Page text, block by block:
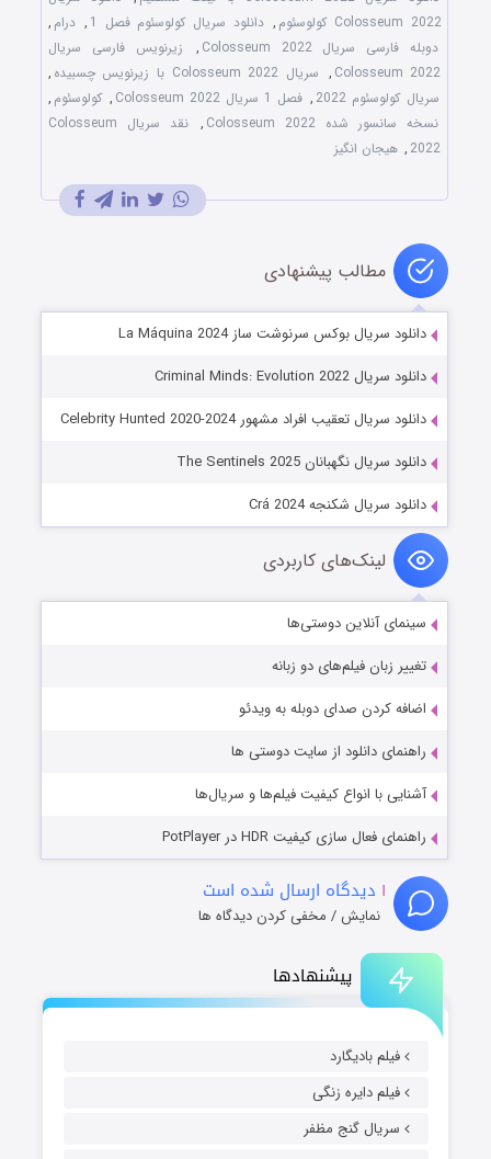
پیشنهادها
فیلم بادیگارد
فیلم دایره زنگی
سریال گنج مظفر
Colosseum 2022 کولوسئوم
, دانلود سریال کولوسئوم فصل 1 , درام ,
دوبله فارسی سریال Colosseum 2022
,
زیرنویس فارسی سریال
Colosseum 2022
, سریال Colosseum 2022 با زیرنویس چسبیده
,
سریال کولوسئوم 2022
, فصل 1 سریال Colosseum 2022 , کولوسئوم ,
نسخه سانسور شده Colosseum 2022
,
نقد سریال Colosseum
2022
, هیجان انگیز
مطالب پیشنهادی
دانلود سریال بوکس سرنوشت ساز La Máquina 2024
دانلود سریال Criminal Minds: Evolution 2022
دانلود سریال تعقیب افراد مشهور Celebrity Hunted 2020-2024
دانلود سریال نگهبانان The Sentinels 2025
دانلود سریال شکنجه Crá 2024
لینک‌های کاربردی
سینمای آنلاین دوستی‌ها
تغییر زبان فیلم‌های دو زبانه
اضافه کردن صدای دوبله به ویدئو
راهنمای دانلود از سایت دوستی ها
آشنایی با انواع کیفیت فیلم‌ها و سریال‌ها
راهنمای فعال سازی کیفیت HDR در PotPlayer
۱ دیدگاه ارسال شده است
نمایش / مخفی کردن دیدگاه ها